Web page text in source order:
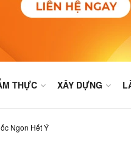
THỰC XÂY DỰNG
Ngon Hết Ý